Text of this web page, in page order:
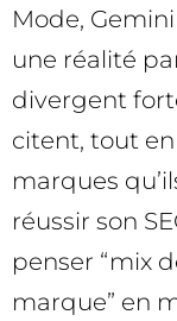
Mode,
une réalité
divergent
citent, tout
marques
réussir son
penser “mix
marque” en